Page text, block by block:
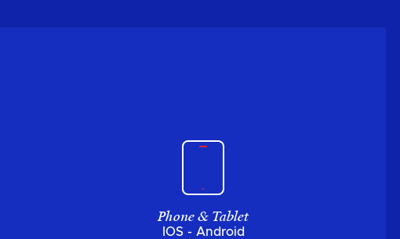
Phone & Tablet
IOS - Android